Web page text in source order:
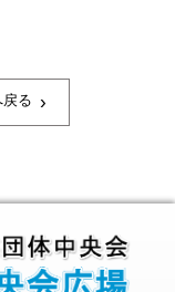
る ›